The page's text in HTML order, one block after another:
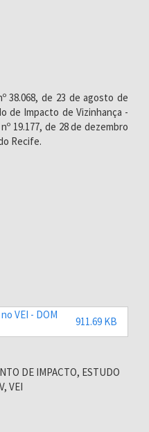
38.068, de 23 de agosto de
de Impacto de Vizinhança -
19.177, de 28 de dezembro
Recife.
VEI - DOM
911.69 KB
DE IMPACTO, ESTUDO
VEI